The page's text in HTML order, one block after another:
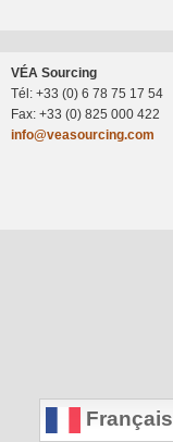
Français
VÉA Sourcing
Tél: +33 (0) 6 78 75 17 54
Fax: +33 (0) 825 000 422
info@veasourcing.com